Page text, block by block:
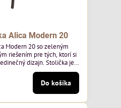
Alica Modern 20
Modern 20 so zeleným
riešením pre tých, ktorí si
dizajn. Stolička je
kvalitného tmavo
od poľského
má hmotnosť 390
odolnosť a pohodlie.
Do košíka